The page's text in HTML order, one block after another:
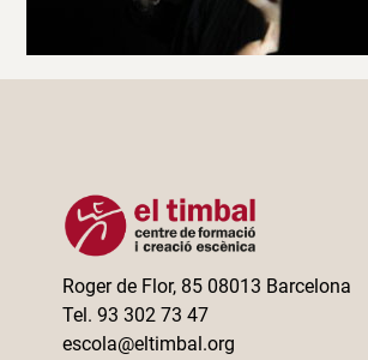
Roger de Flor, 85 08013 Barcelona
Tel. 93 302 73 47
escola@eltimbal.org